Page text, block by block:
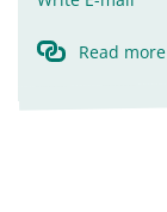
Read more